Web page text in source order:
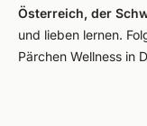
Österreich, der
und lieben lernen.
Pärchen Wellness in